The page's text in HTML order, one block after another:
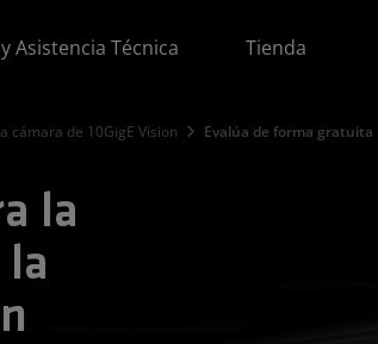
Asistencia Técnica Tienda
cámara de 10GigE Vision Evalúa de forma gratuita
la
la